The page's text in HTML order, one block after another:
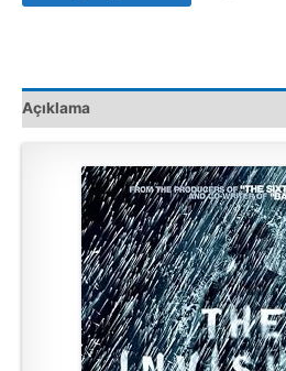
Açıklama